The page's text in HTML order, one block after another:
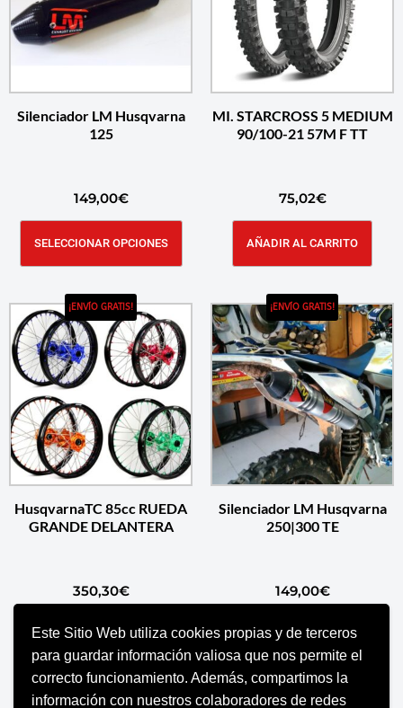
Este Sitio Web utiliza cookies propias y de terceros
para guardar información valiosa que nos permite el
correcto funcionamiento. Además, compartimos la
información con nuestros colaboradores de redes
Silenciador LM Husqvarna
125
149,00€
SELECCIONAR OPCIONES
MI. STARCROSS 5 MEDIUM
90/100-21 57M F TT
75,02€
AÑADIR AL CARRITO
¡ENVÍO GRATIS!
HusqvarnaTC 85cc RUEDA
GRANDE DELANTERA
350,30€
AÑADIR AL CARRITO
¡ENVÍO GRATIS!
Silenciador LM Husqvarna
250|300 TE
149,00€
SELECCIONAR OPCIONES